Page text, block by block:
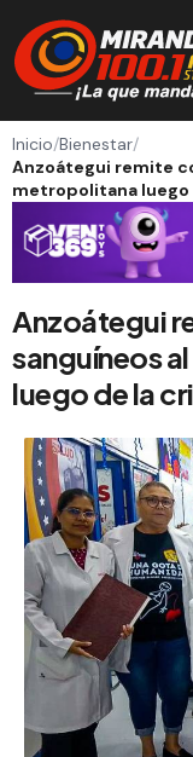
Inicio/Bienestar/
Anzoátegui remite
metropolitana luego
Anzoátegui
sanguíneos
luego de la